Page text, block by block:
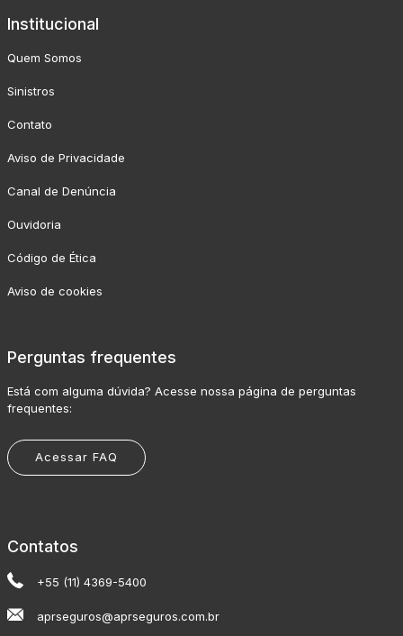
Institucional
Quem Somos
Sinistros
Contato
Aviso de Privacidade
Canal de Denúncia
Ouvidoria
Código de Ética
Aviso de cookies
Perguntas frequentes
Está com alguma dúvida? Acesse nossa página de perguntas
frequentes:
Acessar FAQ
Contatos
+55 (11) 4369-5400
aprseguros@aprseguros.com.br